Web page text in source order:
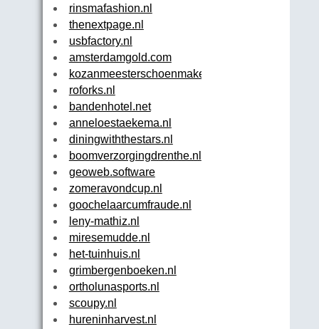
rinsmafashion.nl
thenextpage.nl
usbfactory.nl
amsterdamgold.com
kozanmeesterschoenmaker.nl
roforks.nl
bandenhotel.net
anneloestaekema.nl
diningwiththestars.nl
boomverzorgingdrenthe.nl
geoweb.software
zomeravondcup.nl
goochelaarcumfraude.nl
leny-mathiz.nl
miresemudde.nl
het-tuinhuis.nl
grimbergenboeken.nl
ortholunasports.nl
scoupy.nl
hureninharvest.nl